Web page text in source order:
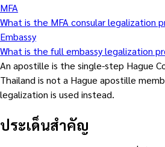
MFA
What is the MFA consular legalization
Embassy
What is the full embassy legalization
An apostille is the single-step Hague
Thailand is not a Hague apostille
legalization is used instead.
ประเด็นสำคัญ